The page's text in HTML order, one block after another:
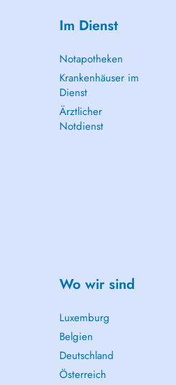
Im Dienst
Notapotheken
Krankenhäuser im
Dienst
Ärztlicher
Notdienst
Wo wir sind
Luxemburg
Belgien
Deutschland
Österreich